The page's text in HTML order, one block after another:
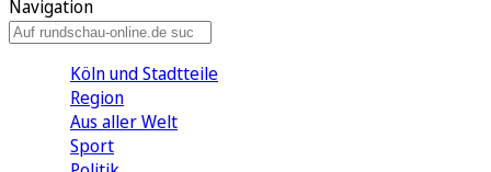
Navigation
Köln und Stadtteile
Region
Aus aller Welt
Sport